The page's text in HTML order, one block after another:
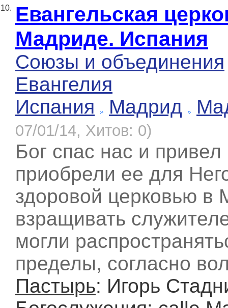
10. Евангельская
Мадриде. Испания
Союзы и объединения
Евангелия
Испания
Мадрид
07/01/14, Хитов: 0)
Бог спас нас и
приобрели ее для
здоровой церковью в
взращивать
могли
пределы, согласно
Пастырь: Игорь